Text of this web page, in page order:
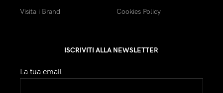
Visita i Brand
Cookies Policy
ISCRIVITI ALLA NEWSLETTER
La tua email